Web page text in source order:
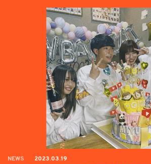
NEWS 2023.03.19